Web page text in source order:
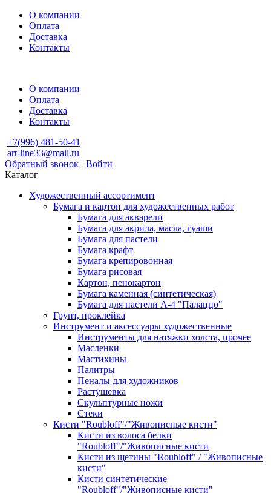
О компании
Оплата
Доставка
Контакты
О компании
Оплата
Доставка
Контакты
+7(996) 481-50-41
art-line33@mail.ru
Обратный звонок
Войти
Каталог
Художественный ассортимент
Бумага и картон для художественных работ
Бумага для акварели
Бумага для акрила, масла, гуаши
Бумага для пастели
Бумага крафт
Бумага крепировонная
Бумага рисовая
Картон, пенокартон
Бумага каменная (синтетическая)
Бумага для пастели А-4 "Палаццо"
Грунт, проклейка
Инструмент и аксессуары художественные
Инструменты для натяжки холста, прочее
Масленки
Мастихины
Палитры
Пеналы для художников
Растушевка
Скульптурные ножи
Стеки
Кисти "Roubloff"/"Живописные кисти"
Кисти из волоса белки
"Roubloff"/"Живописные кисти
Кисти из щетины "Roubloff" / "Живописные
кисти"
Кисти синтетические
"Roubloff"/"Живописные кисти"